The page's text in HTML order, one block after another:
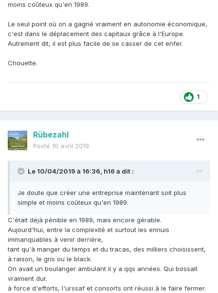
moins coûteux qu'en 1989.
Le seul point où on a gagné vraiment en autonomie économique,
c'est dans le déplacement des capitaux grâce à l'Europe.
Autrement dit, il est plus facile de se casser de cet enfer.
Chouette.
1
Rübezahl
Posté 10 avril 2019
Le 10/04/2019 à 16:36, h16 a dit :
Je doute que créer une entreprise maintenant soit plus
simple et moins coûteux qu'en 1989.
C'était déjà pénible en 1989, mais encore gérable.
Aujourd'hui, entre la complexité et surtout les ennuis
immanquables à venir derrière,
tant qu'à manger du temps et du tracas, des milliers choisissent,
à raison, le gris ou le black.
On avait un boulanger ambulant il y a qqs années. Qui bossait
vraiment dur.
à force d'efforts, l'urssaf et consorts ont réussi à le faire fermer.